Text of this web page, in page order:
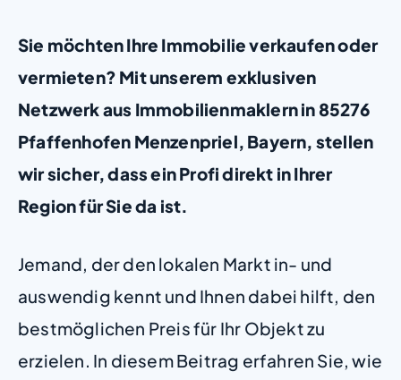
Sie möchten Ihre Immobilie verkaufen oder
vermieten? Mit unserem exklusiven
Netzwerk aus Immobilienmaklern in 85276
Pfaffenhofen Menzenpriel, Bayern, stellen
wir sicher, dass ein Profi direkt in Ihrer
Region für Sie da ist.
Jemand, der den lokalen Markt in- und
auswendig kennt und Ihnen dabei hilft, den
bestmöglichen Preis für Ihr Objekt zu
erzielen. In diesem Beitrag erfahren Sie, wie